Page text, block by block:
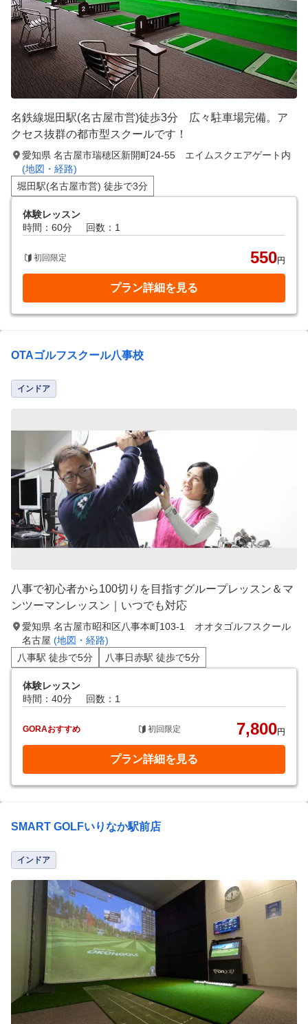
名鉄線堀田駅(名古屋市営)徒歩3分 広々駐車場完備。ア
クセス抜群の都市型スクールです！
愛知県 名古屋市瑞穂区新開町24-55 エイムスクエアゲート内
(地図・経路)
堀田駅(名古屋市営) 徒歩で3分
体験レッスン
時間：60分
回数：1
初回限定 550円
プラン詳細を見る
OTAゴルフスクール八事校
インドア
八事で初心者から100切りを目指すグループレッスン＆マ
ンツーマンレッスン｜いつでも対応
愛知県 名古屋市昭和区八事本町103-1 オオタゴルフスクール
名古屋 (地図・経路)
八事駅 徒歩で5分
八事日赤駅 徒歩で5分
体験レッスン
時間：40分
回数：1
GORAおすすめ 初回限定 7,800円
プラン詳細を見る
SMART GOLFいりなか駅前店
インドア